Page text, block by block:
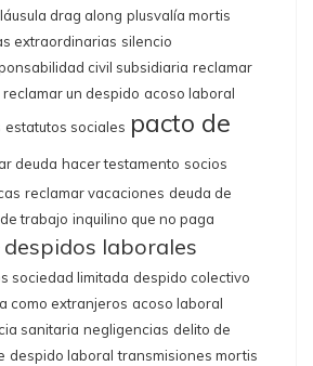
drag along plusvalía mortis
extraordinarias silencio
civil subsidiaria reclamar
reclamar un despido acoso laboral
estatutos sociales pacto de
deuda hacer testamento socios
reclamar vacaciones deuda de
trabajo inquilino que no paga
despidos laborales
sociedad limitada despido colectivo
como extranjeros acoso laboral
sanitaria negligencias delito de
despido laboral transmisiones mortis